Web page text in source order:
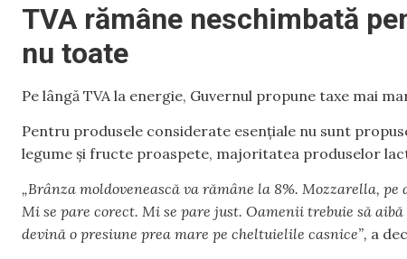
TVA rămâne neschimbată
nu toate
Pe lângă TVA la energie, Guvernul propune taxe mai
Pentru produsele considerate esențiale nu sunt
legume și fructe proaspete, majoritatea produselor
„Brânza moldovenească va rămâne la 8%. Mozzarella,
Mi se pare corect. Mi se pare just. Oamenii trebuie să
devină o presiune prea mare pe cheltuielile casnice”, a